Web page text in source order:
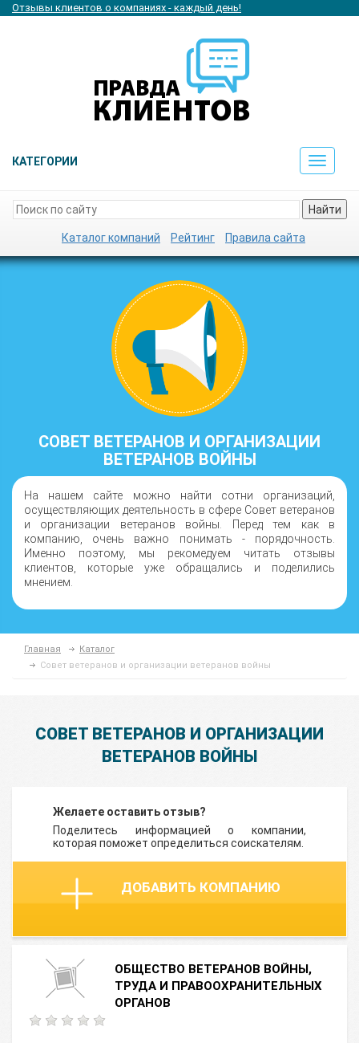
Отзывы клиентов о компаниях - каждый день!
КАТЕГОРИИ
Toggle
Найти
Каталог компаний Рейтинг Правила сайта
СОВЕТ ВЕТЕРАНОВ И ОРГАНИЗАЦИИ
ВЕТЕРАНОВ ВОЙНЫ
На нашем сайте можно найти сотни организаций,
осуществляющих деятельность в сфере Совет ветеранов
и организации ветеранов войны. Перед тем как в
компанию, очень важно понимать - порядочность.
Именно поэтому, мы рекомедуем читать отзывы
клиентов, которые уже обращались и поделились
мнением.
Главная
Каталог
Совет ветеранов и организации ветеранов войны
СОВЕТ ВЕТЕРАНОВ И ОРГАНИЗАЦИИ
ВЕТЕРАНОВ ВОЙНЫ
Желаете оставить отзыв?
Поделитесь информацией о компании,
которая поможет определиться соискателям.
ДОБАВИТЬ КОМПАНИЮ
ОБЩЕСТВО ВЕТЕРАНОВ ВОЙНЫ,
ТРУДА И ПРАВООХРАНИТЕЛЬНЫХ
ОРГАНОВ